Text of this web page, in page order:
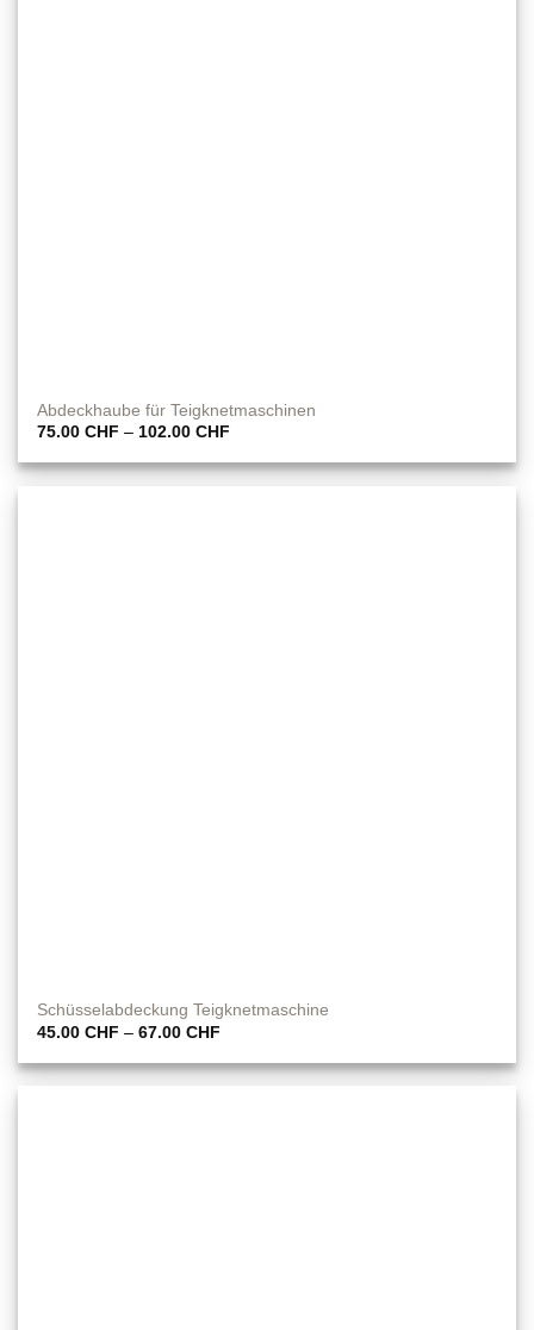
Abdeckhaube für Teigknetmaschinen
75.00CHF –102.00CHF
bis
102.00 CHF
Schüsselabdeckung Teigknetmaschine
45.00CHF –67.00CHF
bis
67.00 CHF